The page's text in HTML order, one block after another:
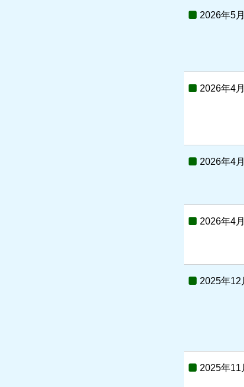
2026年5
2026年4
2026年4
2026年4
2025年12
2025年11